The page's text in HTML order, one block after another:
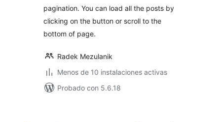
pagination. You can load all the posts by
clicking on the button or scroll to the
bottom of page.
Radek Mezulanik
Menos de 10 instalaciones activas
Probado con 5.6.18